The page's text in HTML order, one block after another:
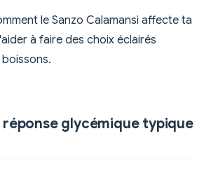
le Sanzo Calamansi affecte ta
à faire des choix éclairés
glycémique typique